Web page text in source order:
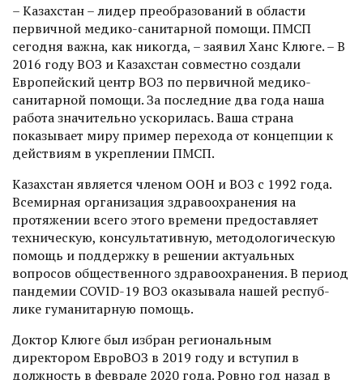
– Казахстан – лидер преобразований в области
первичной медико-санитарной помощи. ПМСП
сегодня важна, как никогда, – заявил Ханс Клюге. – В
2016 году ВОЗ и Казахстан совместно создали
Европейский центр ВОЗ по первичной медико-
санитарной помощи. За последние два года наша
работа значительно ускорилась. Ваша страна
показывает миру пример перехода от концепции к
действиям в укреплении ПМСП.
Казахстан является членом ООН и ВОЗ с 1992 года.
Всемирная организация здравоохранения на
протяжении всего этого времени предоставляет
техническую, консультативную, методологическую
помощь и поддержку в решении актуальных
вопросов общественного здравоохранения. В период
пандемии COVID-19 ВОЗ оказывала нашей респуб­
лике гуманитарную помощь.
Доктор Клюге был избран региональным
директором ЕвроВОЗ в 2019 году и вступил в
должность в феврале 2020 года. Ровно год назад в